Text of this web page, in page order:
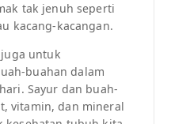
tak jenuh seperti
kacang-kacangan.
untuk
buahan dalam
Sayur dan buah-
vitamin, dan mineral